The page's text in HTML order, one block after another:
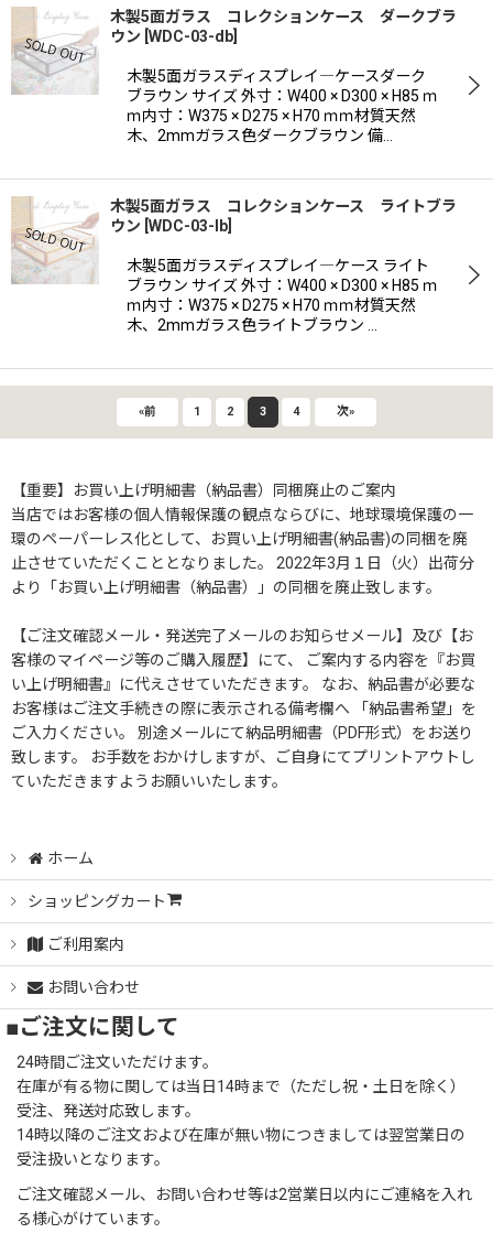
木製5面ガラス コレクションケース ダークブラ
ウン WDC-03-db
木製5面ガラスディスプレイ―ケースダーク
ブラウン サイズ 外寸：W400 × D300 × H85 ｍ
ｍ内寸：W375 × D275 × H70 ｍｍ材質天然
木、2mmガラス色ダークブラウン 備…
木製5面ガラス コレクションケース ライトブラ
ウン WDC-03-lb
木製5面ガラスディスプレイ―ケース ライト
ブラウン サイズ 外寸：W400 × D300 × H85 ｍ
ｍ内寸：W375 × D275 × H70 ｍｍ材質天然
木、2mmガラス色ライトブラウン …
«前 1 2 3 4 次»
【重要】お買い上げ明細書（納品書）同梱廃止のご案内
当店ではお客様の個人情報保護の観点ならびに、地球環境保護の一
環のペーパーレス化として、お買い上げ明細書(納品書)の同梱を廃
止させていただくこととなりました。 2022年3月１日（火）出荷分
より「お買い上げ明細書（納品書）」の同梱を廃止致します。
【ご注文確認メール・発送完了メールのお知らせメール】及び【お
客様のマイページ等のご購入履歴】にて、 ご案内する内容を『お買
い上げ明細書』に代えさせていただきます。 なお、納品書が必要な
お客様はご注文手続きの際に表示される備考欄へ 「納品書希望」を
ご入力ください。 別途メールにて納品明細書（PDF形式）をお送り
致します。 お手数をおかけしますが、ご自身にてプリントアウトし
ていただきますようお願いいたします。
ホーム
ショッピングカート
ご利用案内
お問い合わせ
■ご注文に関して
24時間ご注文いただけます。
在庫が有る物に関しては当日14時まで（ただし祝・土日を除く）
受注、発送対応致します。
14時以降のご注文および在庫が無い物につきましては翌営業日の
受注扱いとなります。
ご注文確認メール、お問い合わせ等は2営業日以内にご連絡を入れ
る様心がけています。